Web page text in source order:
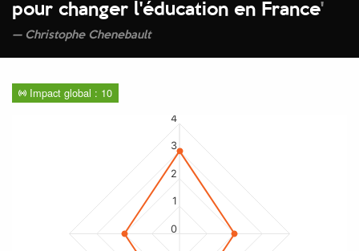
pour changer l'éducation en France'
Christophe Chenebault
Impact global : 10
0
1
2
3
4